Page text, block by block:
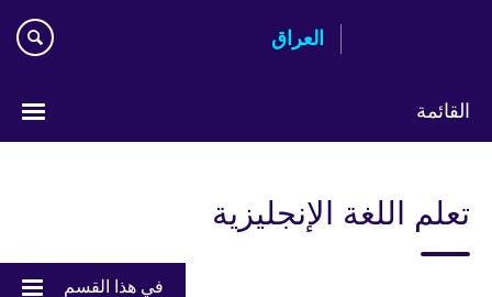
العراق
القائمة
تعلم اللغة الإنجليزية
في هذا القسم